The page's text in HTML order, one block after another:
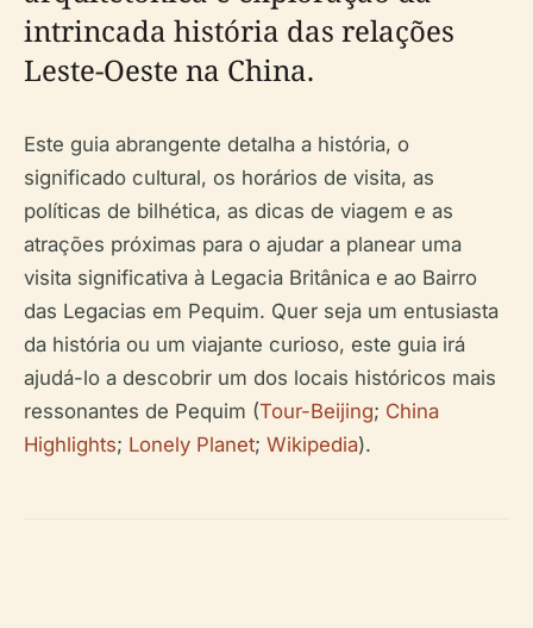
intrincada história das relações
Leste-Oeste na China.
Este guia abrangente detalha a história, o
significado cultural, os horários de visita, as
políticas de bilhética, as dicas de viagem e as
atrações próximas para o ajudar a planear uma
visita significativa à Legacia Britânica e ao Bairro
das Legacias em Pequim. Quer seja um entusiasta
da história ou um viajante curioso, este guia irá
ajudá-lo a descobrir um dos locais históricos mais
ressonantes de Pequim (Tour-Beijing; China
Highlights; Lonely Planet; Wikipedia).